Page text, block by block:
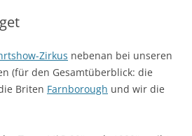
Zirkus nebenan bei unseren
(für den Gesamtüberblick: die
Briten Farnborough und wir die